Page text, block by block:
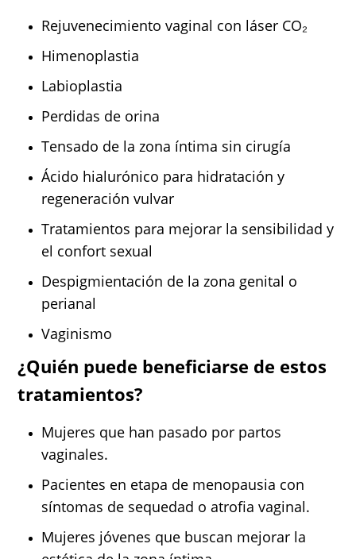
Rejuvenecimiento vaginal con láser CO₂
Himenoplastia
Labioplastia
Perdidas de orina
Tensado de la zona íntima sin cirugía
Ácido hialurónico para hidratación y
regeneración vulvar
Tratamientos para mejorar la sensibilidad y
el confort sexual
Despigmientación de la zona genital o
perianal
Vaginismo
¿Quién puede beneficiarse de estos
tratamientos?
Mujeres que han pasado por partos
vaginales.
Pacientes en etapa de menopausia con
síntomas de sequedad o atrofia vaginal.
Mujeres jóvenes que buscan mejorar la